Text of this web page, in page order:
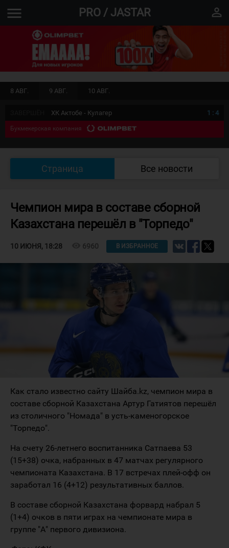
menu PRO / JASTAR perm_identity
8 АВГ. 9 АВГ. 10 АВГ.
ХК Актобе - Кулагер 1 : 4
Букмекерская компания
Страница Все новости
Чемпион мира в составе сборной
Казахстана перешёл в "Торпедо"
10 ИЮНЯ, 18:28 6960 В ИЗБРАННОЕ
Как стало известно сайту Шайба.kz, чемпион мира в
составе сборной Казахстана Артур Гатиятов перешёл
из столичного "Номада" в усть-каменогорское
"Торпедо".
На счету 26-летнего воспитанника Сатпаева 53
(15+38) очка, набранных в 47 матчах регулярного
чемпионата Казахстана. В 17 встречах плей-офф он
заработал 16 (4+12) результативных баллов.
В составе сборной Казахстана форвард набрал 5
(1+4) очков в пяти играх на чемпионате мира в
группе "А" первого дивизиона.